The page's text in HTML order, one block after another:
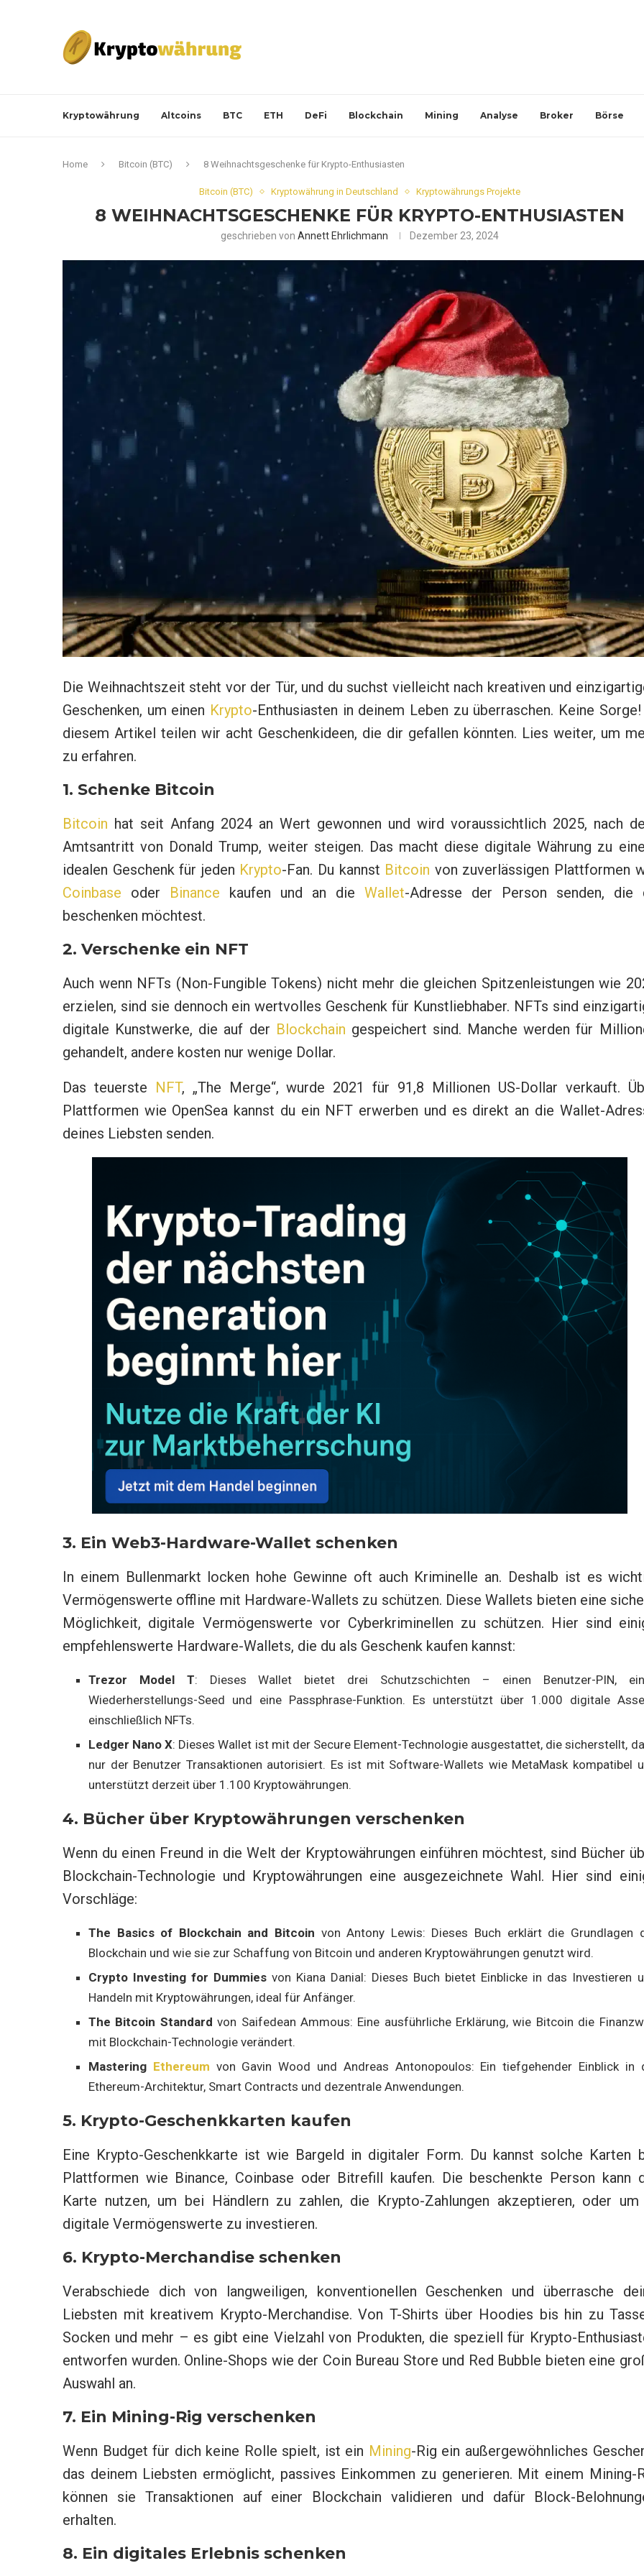
Kryptowährung Altcoins BTC ETH DeFi Blockchain Mining Analyse Broker Börse
Home Bitcoin (BTC) 8 Weihnachtsgeschenke für Krypto-Enthusiasten
Bitcoin (BTC) Kryptowährung in Deutschland Kryptowährungs Projekte
8 WEIHNACHTSGESCHENKE FÜR KRYPTO-ENTHUSIASTEN
geschrieben vonAnnett Ehrlichmann Dezember 23, 2024
Die Weihnachtszeit steht vor der Tür, und du suchst vielleicht nach kreativen und
Geschenken, um einen Krypto-Enthusiasten in deinem Leben zu überraschen. Keine
diesem Artikel teilen wir acht Geschenkideen, die dir gefallen könnten. Lies weiter, um
zu erfahren.
1. Schenke Bitcoin
Bitcoin hat seit Anfang 2024 an Wert gewonnen und wird voraussichtlich 2025, nach
Amtsantritt von Donald Trump, weiter steigen. Das macht diese digitale Währung zu
idealen Geschenk für jeden Krypto-Fan. Du kannst Bitcoin von zuverlässigen Plattformen
Coinbase oder Binance kaufen und an die Wallet-Adresse der Person senden, die
beschenken möchtest.
2. Verschenke ein NFT
Auch wenn NFTs (Non-Fungible Tokens) nicht mehr die gleichen Spitzenleistungen wie
erzielen, sind sie dennoch ein wertvolles Geschenk für Kunstliebhaber. NFTs sind
digitale Kunstwerke, die auf der Blockchain gespeichert sind. Manche werden für
gehandelt, andere kosten nur wenige Dollar.
Das teuerste NFT, „The Merge“, wurde 2021 für 91,8 Millionen US-Dollar verkauft.
Plattformen wie OpenSea kannst du ein NFT erwerben und es direkt an die Wallet-
deines Liebsten senden.
3. Ein Web3-Hardware-Wallet schenken
In einem Bullenmarkt locken hohe Gewinne oft auch Kriminelle an. Deshalb ist es
Vermögenswerte offline mit Hardware-Wallets zu schützen. Diese Wallets bieten eine
Möglichkeit, digitale Vermögenswerte vor Cyberkriminellen zu schützen. Hier sind
empfehlenswerte Hardware-Wallets, die du als Geschenk kaufen kannst:
Trezor Model T: Dieses Wallet bietet drei Schutzschichten – einen Benutzer-PIN,
Wiederherstellungs-Seed und eine Passphrase-Funktion. Es unterstützt über 1.000 digitale
einschließlich NFTs.
Ledger Nano X: Dieses Wallet ist mit der Secure Element-Technologie ausgestattet, die sicherstellt,
nur der Benutzer Transaktionen autorisiert. Es ist mit Software-Wallets wie MetaMask kompatibel
unterstützt derzeit über 1.100 Kryptowährungen.
4. Bücher über Kryptowährungen verschenken
Wenn du einen Freund in die Welt der Kryptowährungen einführen möchtest, sind Bücher
Blockchain-Technologie und Kryptowährungen eine ausgezeichnete Wahl. Hier sind
Vorschläge:
The Basics of Blockchain and Bitcoin von Antony Lewis: Dieses Buch erklärt die Grundlagen
Blockchain und wie sie zur Schaffung von Bitcoin und anderen Kryptowährungen genutzt wird.
Crypto Investing for Dummies von Kiana Danial: Dieses Buch bietet Einblicke in das Investieren
Handeln mit Kryptowährungen, ideal für Anfänger.
The Bitcoin Standard von Saifedean Ammous: Eine ausführliche Erklärung, wie Bitcoin die
mit Blockchain-Technologie verändert.
Mastering Ethereum von Gavin Wood und Andreas Antonopoulos: Ein tiefgehender Einblick in
Ethereum-Architektur, Smart Contracts und dezentrale Anwendungen.
5. Krypto-Geschenkkarten kaufen
Eine Krypto-Geschenkkarte ist wie Bargeld in digitaler Form. Du kannst solche Karten
Plattformen wie Binance, Coinbase oder Bitrefill kaufen. Die beschenkte Person kann
Karte nutzen, um bei Händlern zu zahlen, die Krypto-Zahlungen akzeptieren, oder
digitale Vermögenswerte zu investieren.
6. Krypto-Merchandise schenken
Verabschiede dich von langweiligen, konventionellen Geschenken und überrasche
Liebsten mit kreativem Krypto-Merchandise. Von T-Shirts über Hoodies bis hin zu
Socken und mehr – es gibt eine Vielzahl von Produkten, die speziell für Krypto-
entworfen wurden. Online-Shops wie der Coin Bureau Store und Red Bubble bieten eine
Auswahl an.
7. Ein Mining-Rig verschenken
Wenn Budget für dich keine Rolle spielt, ist ein Mining-Rig ein außergewöhnliches
das deinem Liebsten ermöglicht, passives Einkommen zu generieren. Mit einem Mining-
können sie Transaktionen auf einer Blockchain validieren und dafür Block-
erhalten.
8. Ein digitales Erlebnis schenken